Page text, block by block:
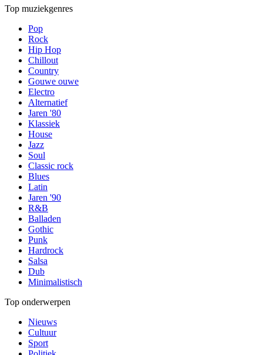
Top muziekgenres
Pop
Rock
Hip Hop
Chillout
Country
Gouwe ouwe
Electro
Alternatief
Jaren '80
Klassiek
House
Jazz
Soul
Classic rock
Blues
Latin
Jaren '90
R&B
Balladen
Gothic
Punk
Hardrock
Salsa
Dub
Minimalistisch
Top onderwerpen
Nieuws
Cultuur
Sport